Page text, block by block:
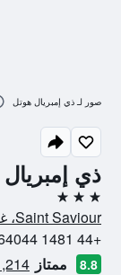
ذي
3 نجوم
Saint Saviour، غيرنسي
+44 1481 264044
8.8 ممتاز 1,214 من التقييمات تم
صور لـ ذي إمبريال هوتل